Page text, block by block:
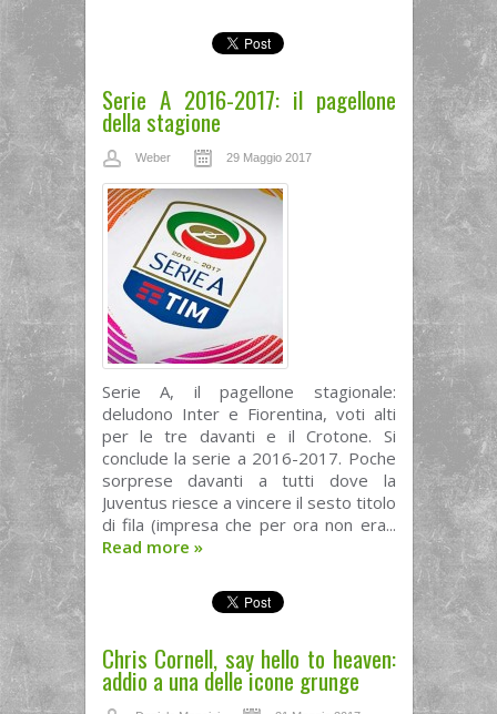
Serie A 2016-2017: il pagellone
della stagione
Weber 29 Maggio 2017
Serie A, il pagellone stagionale:
deludono Inter e Fiorentina, voti alti
per le tre davanti e il Crotone. Si
conclude la serie a 2016-2017. Poche
sorprese davanti a tutti dove la
Juventus riesce a vincere il sesto titolo
di fila (impresa che per ora non era...
Read more »
Chris Cornell, say hello to heaven:
addio a una delle icone grunge